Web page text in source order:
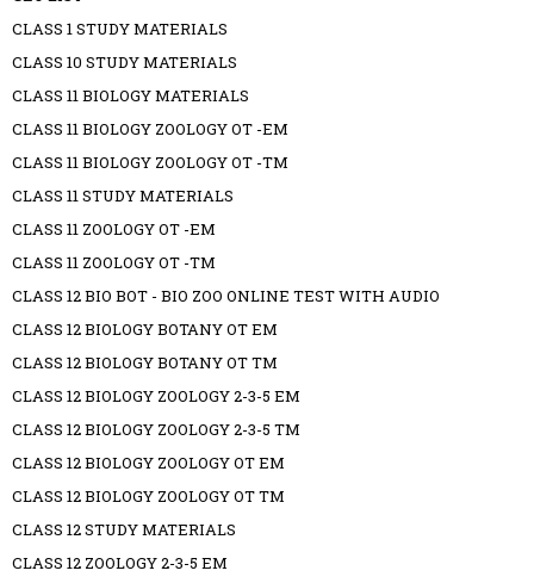
CLASS 1 STUDY MATERIALS
CLASS 10 STUDY MATERIALS
CLASS 11 BIOLOGY MATERIALS
CLASS 11 BIOLOGY ZOOLOGY OT -EM
CLASS 11 BIOLOGY ZOOLOGY OT -TM
CLASS 11 STUDY MATERIALS
CLASS 11 ZOOLOGY OT -EM
CLASS 11 ZOOLOGY OT -TM
CLASS 12 BIO BOT - BIO ZOO ONLINE TEST WITH AUDIO
CLASS 12 BIOLOGY BOTANY OT EM
CLASS 12 BIOLOGY BOTANY OT TM
CLASS 12 BIOLOGY ZOOLOGY 2-3-5 EM
CLASS 12 BIOLOGY ZOOLOGY 2-3-5 TM
CLASS 12 BIOLOGY ZOOLOGY OT EM
CLASS 12 BIOLOGY ZOOLOGY OT TM
CLASS 12 STUDY MATERIALS
CLASS 12 ZOOLOGY 2-3-5 EM